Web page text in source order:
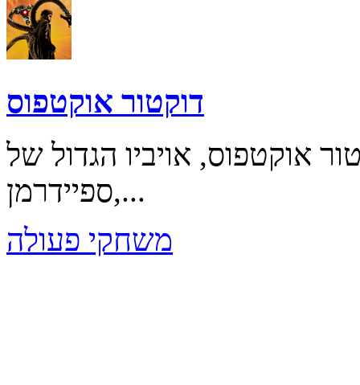
דוקטור אוקטפוס
אוקטפוס, אויביו הגדול של
ספיידרמן,...
משחקי פעולה